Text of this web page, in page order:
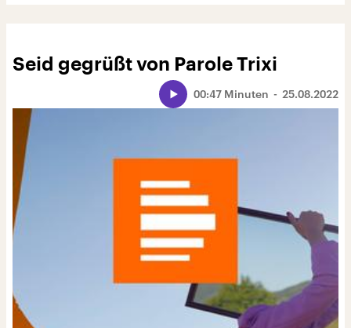
Seid gegrüßt von Parole Trixi
25.08.2022
00:47 Minuten